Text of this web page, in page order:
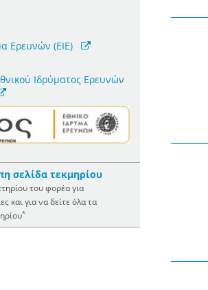
Ερευνών (ΕΙΕ)
Ιδρύματος Ερευνών
σελίδα τεκμηρίου
του φορέα για
και για να δείτε όλα τα
*